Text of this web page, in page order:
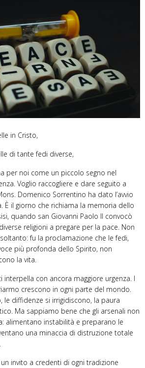
in Cristo,
di tante fedi diverse,
per noi come un piccolo segno nel
Voglio raccogliere e dare seguito a
Domenico Sorrentino ha dato l’avvio
È il giorno che richiama la memoria dello
quando san Giovanni Paolo II convocò
religioni a pregare per la pace. Non
fu la proclamazione che le fedi,
più profonda dello Spirito, non
la vita.
interpella con ancora maggiore urgenza. I
crescono in ogni parte del mondo.
le diffidenze si irrigidiscono, la paura
Ma sappiamo bene che gli arsenali non
alimentano instabilità e preparano le
una minaccia di distruzione totale
invito a credenti di ogni tradizione